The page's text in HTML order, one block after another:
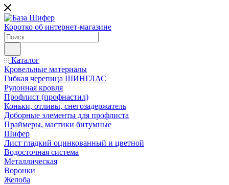
Коротко об интернет-магазине
Каталог
Кровельные материалы
Гибкая черепица ШИНГЛАС
Рулонная кровля
Профлист (профнастил)
Коньки, отливы, снегозадержатель
Доборные элементы для профлиста
Праймеры, мастики битумные
Шифер
Лист гладкий оцинкованный и цветной
Водосточная система
Металлическая
Воронки
Желоба